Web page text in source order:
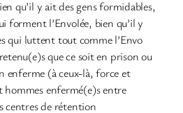
qu’il y ait des gens formidables,
forment l’Envolée, bien qu’il y
qui luttent tout comme l’Envo
que ce soit en prison ou
enferme (à ceux-là, force et
hommes enfermé(e)s entre
centres de rétention